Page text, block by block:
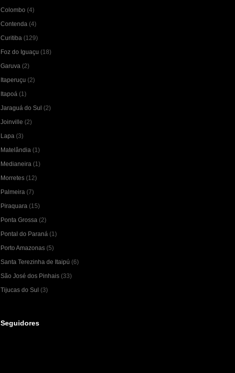
Colombo (4)
Contenda (4)
Curitiba (129)
Foz do Iguaçu (18)
Garuva (2)
Itaperuçu (2)
Itapoá (1)
Jaraguá do Sul (2)
Joinville (2)
Lapa (3)
Matelândia (1)
Medianeira (1)
Morretes (12)
Palmeira (7)
Piraquara (15)
Ponta Grossa (2)
Pontal do Paraná (1)
Porto Amazonas (5)
Santa Terezinha de Itaipú (6)
São José dos Pinhais (33)
Tijucas do Sul (3)
Seguidores